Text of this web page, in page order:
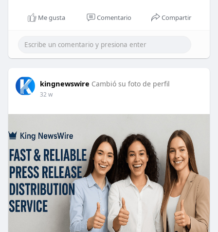
Me gusta Comentario Compartir
kingnewswire Cambió su foto de perfil
32 w